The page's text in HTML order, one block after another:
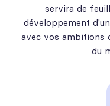
servira de
développement
avec vos ambitions
du